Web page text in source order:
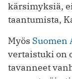
kärsimyksiä,
taantumista,
Myös Suomen
vertaistuki on
tavanneet